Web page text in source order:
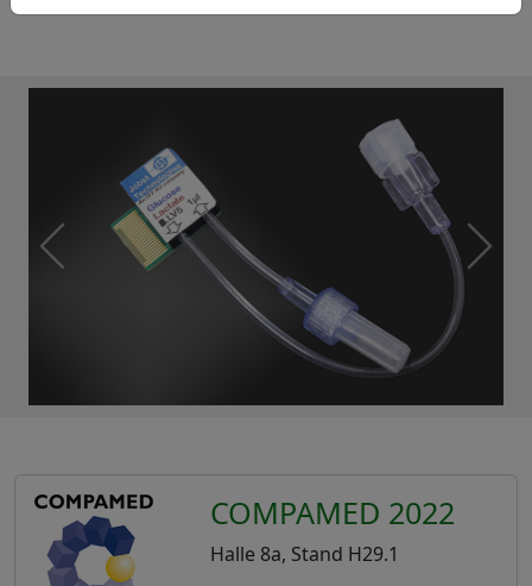
COMPAMED 2022
Halle 8a, Stand H29.1